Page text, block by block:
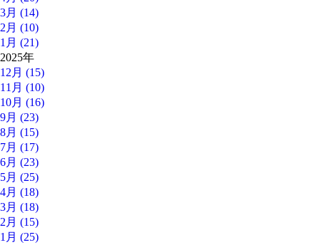
3月 (14)
2月 (10)
1月 (21)
2025年
12月 (15)
11月 (10)
10月 (16)
9月 (23)
8月 (15)
7月 (17)
6月 (23)
5月 (25)
4月 (18)
3月 (18)
2月 (15)
1月 (25)